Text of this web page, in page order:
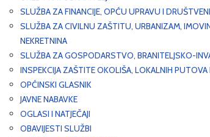
SLUŽBA ZA FINANCIJE, OPĆU UPRAVU I
SLUŽBA ZA CIVILNU ZAŠTITU, URBANIZAM,
NEKRETNINA
SLUŽBA ZA GOSPODARSTVO, BRANITELJSKO-
INSPEKCIJA ZAŠTITE OKOLIŠA, LOKALNIH
OPĆINSKI GLASNIK
JAVNE NABAVKE
OGLASI I NATJEČAJI
OBAVIJESTI SLUŽBI